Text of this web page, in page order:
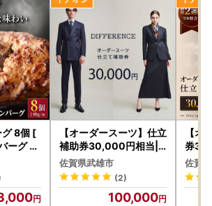
間程度で発送しております。
例申請書送付先】
武雄市武雄町大字昭和12番地10
課ふるさと納税担当 宛
トップ特例申請をご希望の方■
ドをお持ちの方はオンラインにて申請可能
グ 8個 [
ーグ 牛
【オーダースーツ】仕立
補助券30,000円相当|
ビジネススーツ メンズ[
UEK002]
佐賀県武雄市
(2)
100,000
【オ
券
ネス
002]
佐賀